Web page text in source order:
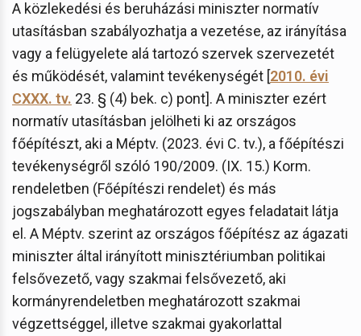
A közlekedési és beruházási miniszter normatív
utasításban szabályozhatja a vezetése, az irányítása
vagy a felügyelete alá tartozó szervek szervezetét
és működését, valamint tevékenységét [2010. évi
CXXX. tv. 23. § (4) bek. c) pont]. A miniszter ezért
normatív utasításban jelölheti ki az országos
főépítészt, aki a Méptv. (2023. évi C. tv.), a főépítészi
tevékenységről szóló 190/2009. (IX. 15.) Korm.
rendeletben (Főépítészi rendelet) és más
jogszabályban meghatározott egyes feladatait látja
el. A Méptv. szerint az országos főépítész az ágazati
miniszter által irányított minisztériumban politikai
felsővezető, vagy szakmai felsővezető, aki
kormányrendeletben meghatározott szakmai
végzettséggel, illetve szakmai gyakorlattal